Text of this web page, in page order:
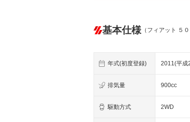
基本仕様 （フィアット ５
年式(初度登録) 2011(平成
排気量 900cc
駆動方式 2WD